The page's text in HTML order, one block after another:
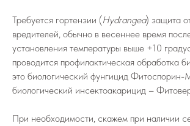
Требуется гортензии (Hydrangea) защита
вредителей, обычно в весеннее время
установления температуры выше +10
проводится профилактическая обработка
это биологический фунгицид Фитоспорин-
биологический инсектоакарицид –
При необходимости, скажем при наличии